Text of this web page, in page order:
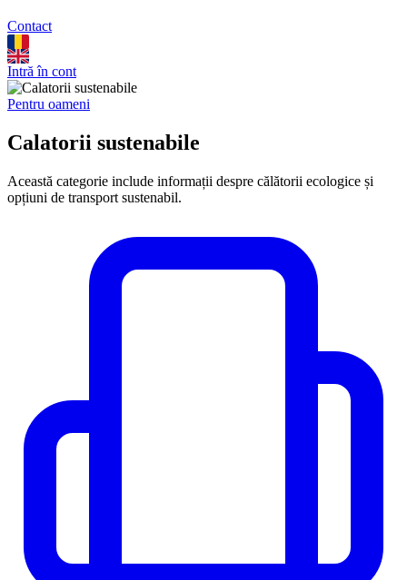
Contact
Intră în cont
Pentru oameni
Calatorii sustenabile
Această categorie include informații despre călătorii ecologice și
opțiuni de transport sustenabil.